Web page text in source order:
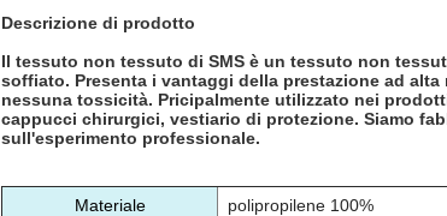
Descrizione di prodotto
Il tessuto non tessuto di SMS è un tessuto non
soffiato. Presenta i vantaggi della prestazione ad
nessuna tossicità. Pricipalmente utilizzato nei
cappucci chirurgici, vestiario di protezione. Siamo
sull'esperimento professionale.
Materiale
polipropilene 100%